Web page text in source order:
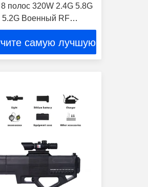
полос 320W 2.4G 5.8G
5.2G Военный RF
система обороны
самую лучшую